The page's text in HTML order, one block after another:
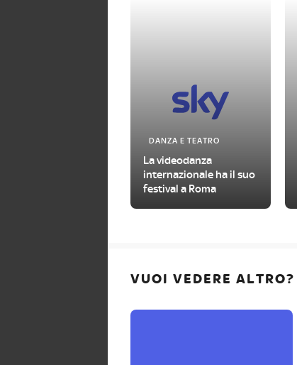
DANZA E TEATRO
La videodanza
internazionale ha il suo
festival a Roma
VUOI VEDERE ALTRO?